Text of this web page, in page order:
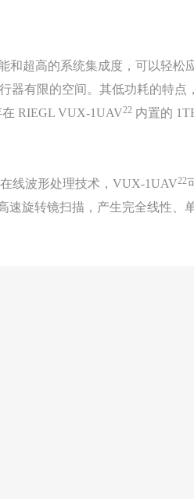
和超高的系统集成度，可以轻松
器有限的空间。其低功耗的特点
RIEGL VUX-1UAV22 内置的
线波形处理技术，VUX-1UAV22
速旋转镜扫描，产生完全线性、